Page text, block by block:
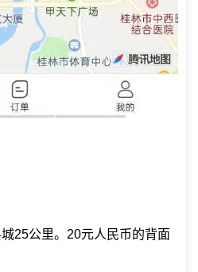
25公里。20元人民币的背面